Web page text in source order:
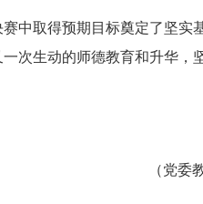
中取得预期目标奠定了坚实
次生动的师德教育和升华，
（党委